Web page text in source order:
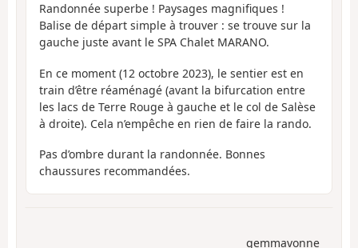
Randonnée superbe ! Paysages magnifiques !
Balise de départ simple à trouver : se trouve sur la
gauche juste avant le SPA Chalet MARANO.
En ce moment (12 octobre 2023), le sentier est en
train d’être réaménagé (avant la bifurcation entre
les lacs de Terre Rouge à gauche et le col de Salèse
à droite). Cela n’empêche en rien de faire la rando.
Pas d’ombre durant la randonnée. Bonnes
chaussures recommandées.
gemmavonne